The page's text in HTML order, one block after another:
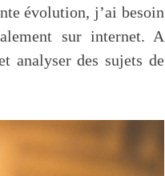
évolution, j’ai besoin
sur internet. A
analyser des sujets de